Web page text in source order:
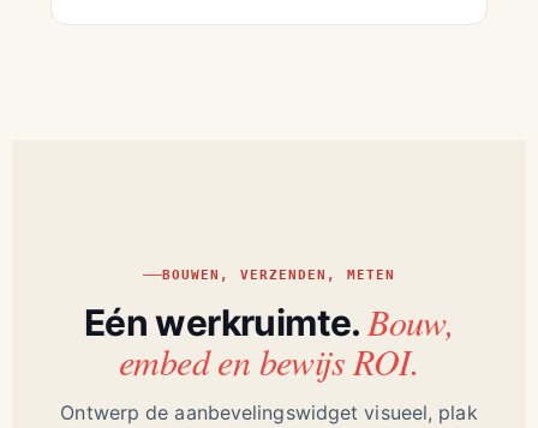
BOUWEN, VERZENDEN, METEN
Eén werkruimte. Bouw,
embed en bewijs ROI.
Ontwerp de aanbevelingswidget visueel, plak